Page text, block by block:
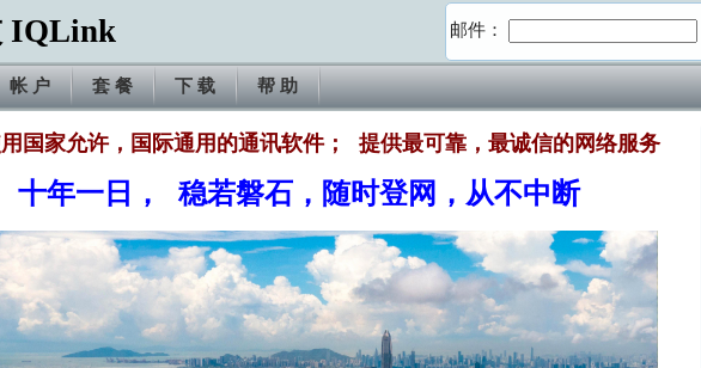
邮件：
IQLink
帐 户 套 餐 下 载 帮 助
国家允许，国际通用的通讯软件； 提供最可靠，最诚信的网络服务
十年一日， 稳若磐石，随时登网，从不中断